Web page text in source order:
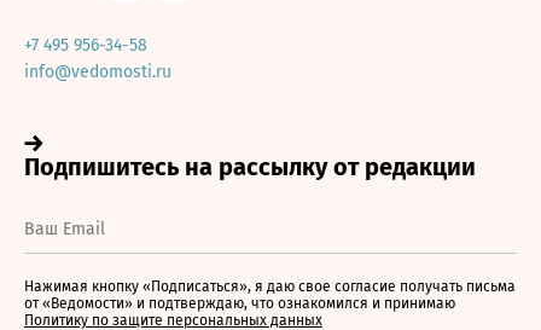
+7 495 956-34-58
info@vedomosti.ru
Нажимая кнопку «Подписаться», я даю свое согласие получать письма
от «Ведомости» и подтверждаю, что ознакомился и принимаю
Политику по защите персональных данных